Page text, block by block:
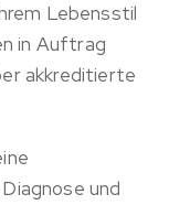
Lebensstil
in Auftrag
akkreditierte
und